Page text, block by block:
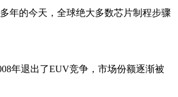
年的今天，全球绝大多数芯片制程步骤
年退出了EUV竞争，市场份额逐渐被